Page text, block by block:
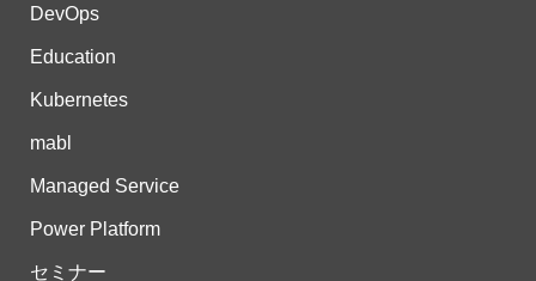
DevOps
Education
Kubernetes
mabl
Managed Service
Power Platform
セミナー